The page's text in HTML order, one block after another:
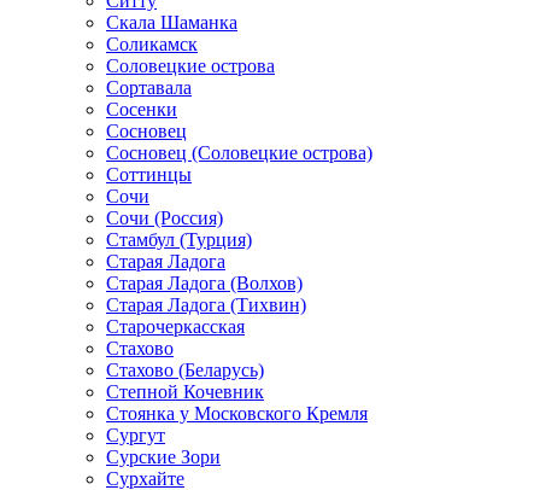
Скала Шаманка
Соликамск
Соловецкие острова
Сортавала
Сосенки
Сосновец
Сосновец (Соловецкие острова)
Соттинцы
Сочи
Сочи (Россия)
Стамбул (Турция)
Старая Ладога
Старая Ладога (Волхов)
Старая Ладога (Тихвин)
Старочеркасская
Стахово
Стахово (Беларусь)
Степной Кочевник
Стоянка у Московского Кремля
Сургут
Сурские Зори
Сурхайте